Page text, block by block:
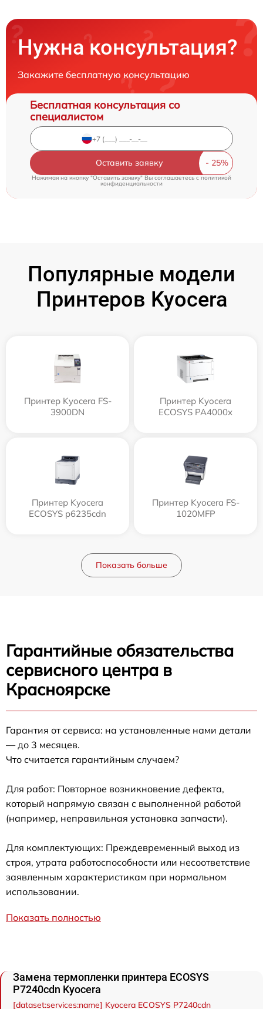
Нужна консультация?
Закажите бесплатную консультацию
Бесплатная консультация со
специалистом
Оставить заявку
Нажимая на кнопку "Оставить заявку" Вы соглашаетесь cполитикой
конфиденциальности
Популярные модели
Принтеров Kyocera
Принтер Kyocera FS-
3900DN
Принтер Kyocera
ECOSYS PA4000x
Принтер Kyocera
ECOSYS p6235cdn
Принтер Kyocera FS-
1020MFP
Показать больше
Гарантийные обязательства
сервисного центра в
Красноярске
Гарантия от сервиса: на установленные нами детали
— до 3 месяцев.
Что считается гарантийным случаем?
Для работ: Повторное возникновение дефекта,
который напрямую связан с выполненной работой
(например, неправильная установка запчасти).
Для комплектующих: Преждевременный выход из
строя, утрата работоспособности или несоответствие
заявленным характеристикам при нормальном
использовании.
Показать полностью
Замена термопленки принтера ECOSYS
P7240cdn Kyocera
[dataset:services:name] Kyocera ECOSYS P7240cdn